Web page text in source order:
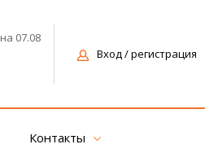
на 07.08
Вход/ регистрация
Контакты